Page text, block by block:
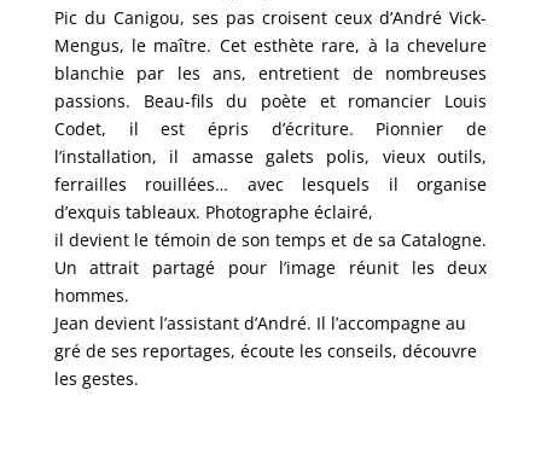
Pic du Canigou, ses pas croisent ceux d’André Vick-
Mengus, le maître. Cet esthète rare, à la chevelure
blanchie par les ans, entretient de nombreuses
passions. Beau-fils du poète et romancier Louis
Codet, il est épris d’écriture. Pionnier de
l’installation, il amasse galets polis, vieux outils,
ferrailles rouillées… avec lesquels il organise
d’exquis tableaux. Photographe éclairé,
il devient le témoin de son temps et de sa Catalogne.
Un attrait partagé pour l’image réunit les deux
hommes.
Jean devient l’assistant d’André. Il l’accompagne au
gré de ses reportages, écoute les conseils, découvre
les gestes.